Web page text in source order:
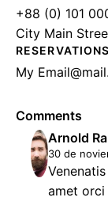
+88 (0) 101
City Main
RESERVATIONS
My
Comments
Arnold
30 de
amet orci